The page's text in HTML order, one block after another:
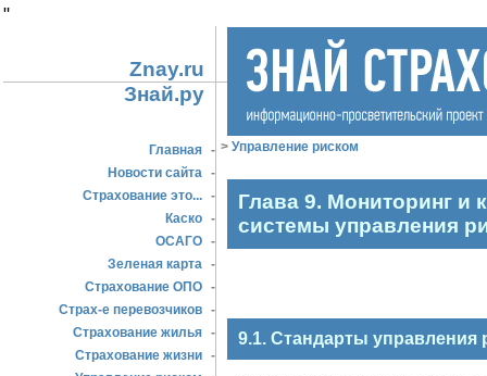
"
Znay.ru
Знай.ру
Главная -
Новости сайта -
Страхование это... -
Каско -
ОСАГО -
Зеленая карта -
Страхование ОПО -
Страх-е перевозчиков -
Страхование жилья -
Страхование жизни -
> Управление риском
Глава 9. Мониторинг и
системы управления
9.1. Стандарты управления